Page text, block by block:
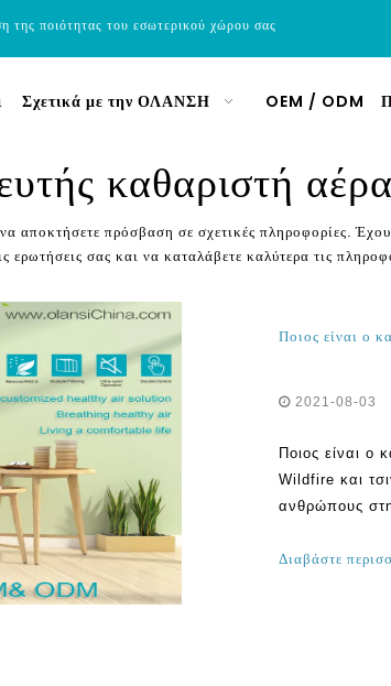
ποιότητας του εσωτερικού χώρου σας
Σχετικά με την ΟΛΑΝΣΗ OEM / ODM
καθαριστή
αποκτήσετε πρόσβαση σε σχετικές πληροφορίες.
ερωτήσεις σας και να καταλάβετε καλύτερα τις
2021-08-03
Ποιος είναι ο
Wildfire και
ανθρώπους
παράδειγμα,
Διαβάστε